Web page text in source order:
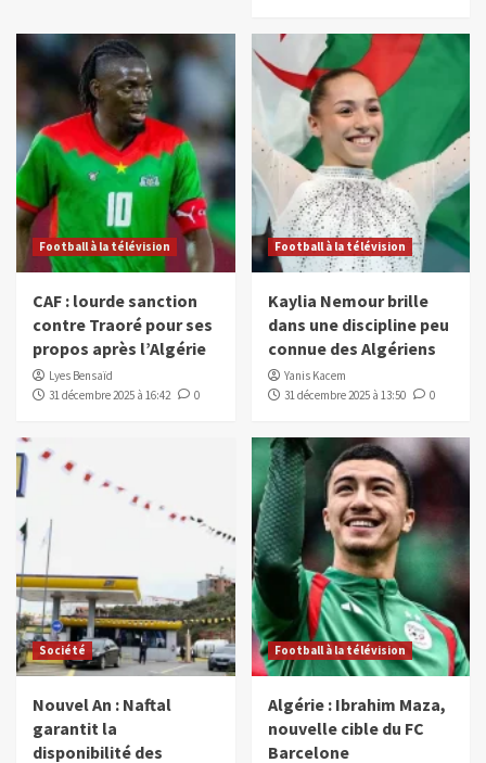
Football à la télévision
CAF : lourde sanction
contre Traoré pour ses
propos après l’Algérie
Lyes Bensaïd
31 décembre 2025 à 16:42
0
Football à la télévision
Kaylia Nemour brille
dans une discipline peu
connue des Algériens
Yanis Kacem
31 décembre 2025 à 13:50
0
Société
Nouvel An : Naftal
garantit la
disponibilité des
Football à la télévision
Algérie : Ibrahim Maza,
nouvelle cible du FC
Barcelone